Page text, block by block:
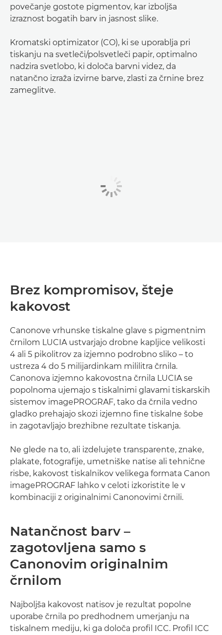
povečanje gostote pigmentov, kar izboljša
izraznost bogatih barv in jasnost slike.
Kromatski optimizator (CO), ki se uporablja pri
tiskanju na svetleči/polsvetleči papir, optimalno
nadzira svetlobo, ki določa barvni videz, da
natančno izraža izvirne barve, zlasti za črnine brez
zameglitve.
Brez kompromisov, šteje
kakovost
Canonove vrhunske tiskalne glave s pigmentnim
črnilom LUCIA ustvarjajo drobne kapljice velikosti
4 ali 5 pikolitrov za izjemno podrobno sliko – to
ustreza 4 do 5 milijardinkam mililitra črnila.
Canonova izjemno kakovostna črnila LUCIA se
popolnoma ujemajo s tiskalnimi glavami tiskarskih
sistemov imagePROGRAF, tako da črnila vedno
gladko prehajajo skozi izjemno fine tiskalne šobe
in zagotavljajo brezhibne rezultate tiskanja.
Ne glede na to, ali izdelujete transparente, znake,
plakate, fotografije, umetniške natise ali tehnične
risbe, kakovost tiskalnikov velikega formata Canon
imagePROGRAF lahko v celoti izkoristite le v
kombinaciji z originalnimi Canonovimi črnili.
Natančnost barv –
zagotovljena samo s
Canonovim originalnim
črnilom
Najboljša kakovost natisov je rezultat popolne
uporabe črnila po predhodnem umerjanju na
tiskalnem mediju, ki ga določa profil ICC. Profil ICC